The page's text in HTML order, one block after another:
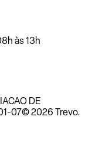
às 13h
DE
07© 2026 Trevo.